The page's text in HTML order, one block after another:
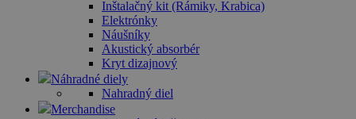
Inštalačný kit (Rámiky, Krabica)
Elektrónky
Náušníky
Akustický absorbér
Kryt dizajnový
Náhradné diely
Nahradný diel
Merchandise